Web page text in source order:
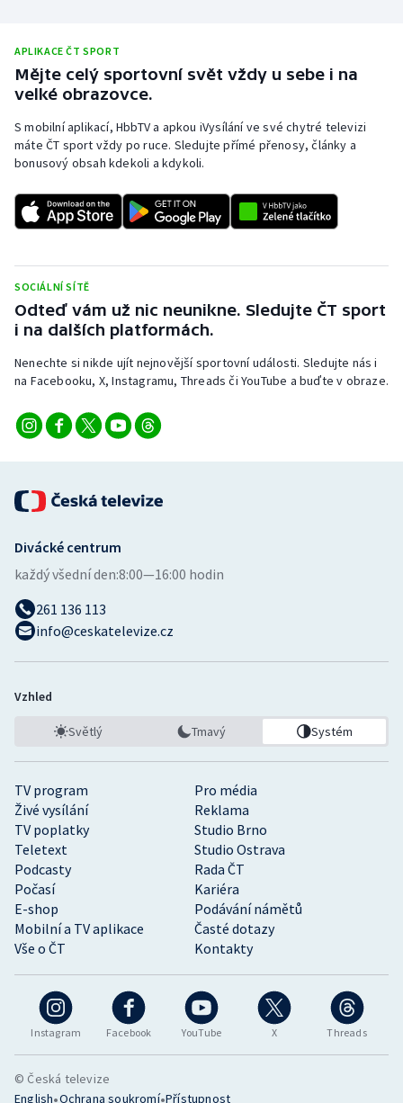
APLIKACE ČT SPORT
Mějte celý sportovní svět vždy u sebe i na
velké obrazovce.
S mobilní aplikací, HbbTV a apkou iVysílání ve své chytré televizi
máte ČT sport vždy po ruce. Sledujte přímé přenosy, články a
bonusový obsah kdekoli a kdykoli.
SOCIÁLNÍ SÍTĚ
Odteď vám už nic neunikne. Sledujte ČT sport
i na dalších platformách.
Nenechte si nikde ujít nejnovější sportovní události. Sledujte nás i
na Facebooku, X, Instagramu, Threads či YouTube a buďte v obraze.
Instagram Facebook YouTube X Threads
TV program
Pro média
Živé vysílání
Reklama
TV poplatky
Studio Brno
Teletext
Studio Ostrava
Podcasty
Rada ČT
Počasí
Kariéra
E-shop
Podávání námětů
Mobilní a TV aplikace
Časté dotazy
Vše o ČT
Kontakty
Divácké centrum
každý všední den:8:00—16:00 hodin
261 136 113
info@ceskatelevize.cz
Vzhled
Světlý Tmavý Systém
© Česká televize
English•Ochrana soukromí•Přístupnost